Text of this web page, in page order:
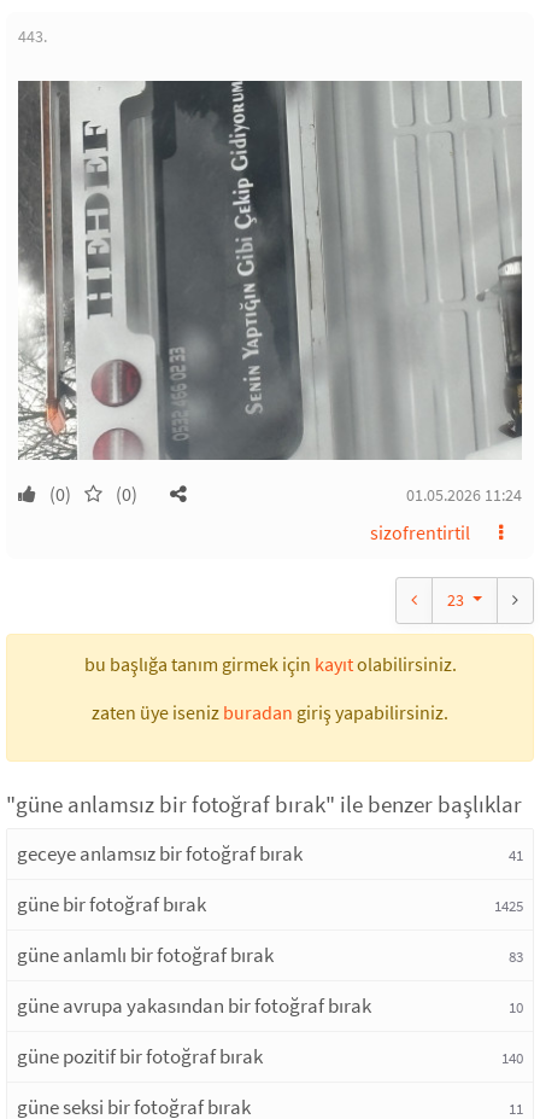
443.
(0) (0) 01.05.2026 11:24
sizofrentirtil
23
bu başlığa tanım girmek için kayıtolabilirsiniz.
zaten üye iseniz buradan giriş yapabilirsiniz.
"güne anlamsız bir fotoğraf bırak" ile benzer başlıklar
geceye anlamsız bir fotoğraf bırak 41
güne bir fotoğraf bırak 1425
güne anlamlı bir fotoğraf bırak 83
güne avrupa yakasından bir fotoğraf bırak 10
güne pozitif bir fotoğraf bırak 140
güne seksi bir fotoğraf bırak 11